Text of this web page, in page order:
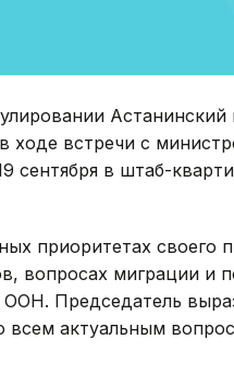
Астанинский
ходе встречи с
сентября в штаб-
приоритетах своего
вопросах миграции и
Председатель
всем актуальным